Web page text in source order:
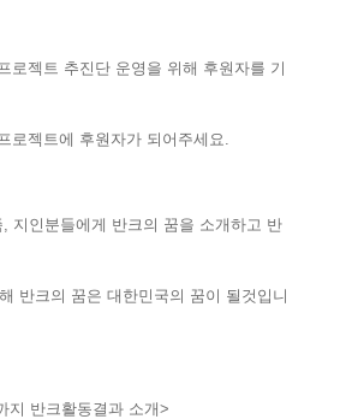
로젝트 추진단 운영을 위해 후원자를 기
로젝트에 후원자가 되어주세요.
지인분들에게 반크의 꿈을 소개하고 반
.
반크의 꿈은 대한민국의 꿈이 될것입니
지 반크활동결과 소개>